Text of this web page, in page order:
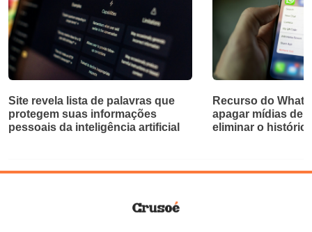
Site revela lista de palavras que
protegem suas informações
pessoais da inteligência artificial
Recurso do
apagar mídias de
eliminar o